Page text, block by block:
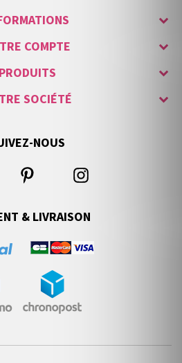
COMPTE
PRODUITS
SOCIÉTÉ
NOUS
& LIVRAISON